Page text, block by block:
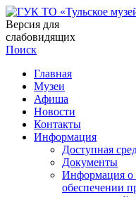
Версия для
слабовидящих
Поиск
Главная
Музеи
Афиша
Новости
Контакты
Информация
Доступная
Документы
Информация о
обеспечении